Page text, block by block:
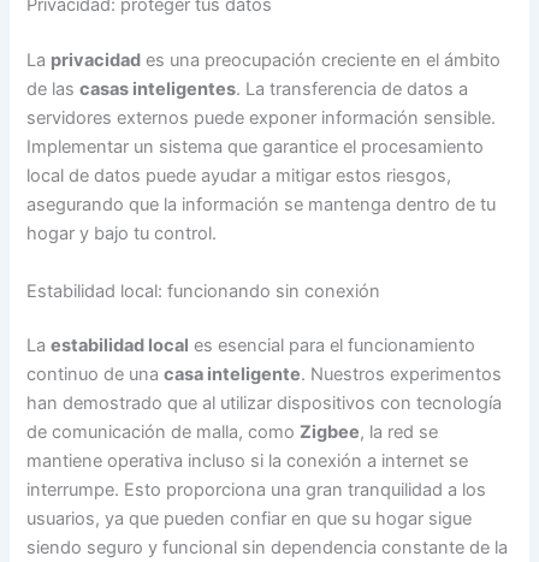
Privacidad: proteger tus datos
La privacidad es una preocupación creciente en el ámbito
de lascasas inteligentes. La transferencia de datos a
servidores externos puede exponer información sensible.
Implementar un sistema que garantice el procesamiento
local de datos puede ayudar a mitigar estos riesgos,
asegurando que la información se mantenga dentro de tu
hogar y bajo tu control.
Estabilidad local: funcionando sin conexión
Laestabilidad local es esencial para el funcionamiento
continuo de unacasa inteligente. Nuestros experimentos
han demostrado que al utilizar dispositivos con tecnología
de comunicación de malla, comoZigbee, la red se
mantiene operativa incluso si la conexión a internet se
interrumpe. Esto proporciona una gran tranquilidad a los
usuarios, ya que pueden confiar en que su hogar sigue
siendo seguro y funcional sin dependencia constante de la